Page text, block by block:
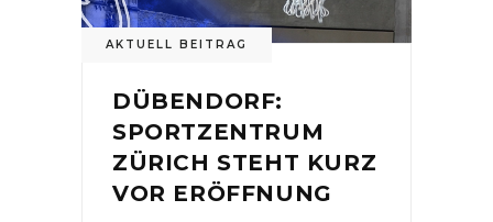
AKTUELL BEITRAG
DÜBENDORF:
SPORTZENTRUM
ZÜRICH STEHT KURZ
VOR ERÖFFNUNG